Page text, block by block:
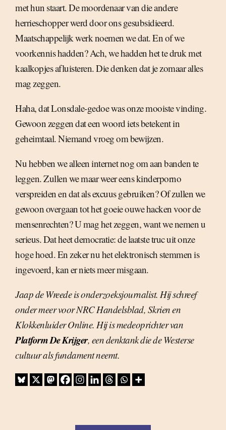
met hun staart. De moordenaar van die andere
herrieschopper werd door ons gesubsidieerd.
Maatschappelijk werk noemen we dat. En of we
voorkennis hadden? Ach, we hadden het te druk met
kaalkopjes afluisteren. Die denken dat je zomaar alles
mag zeggen.
Haha, dat Lonsdale-gedoe was onze mooiste vinding.
Gewoon zeggen dat een woord iets betekent in
geheimtaal. Niemand vroeg om bewijzen.
Nu hebben we alleen internet nog om aan banden te
leggen. Zullen we maar weer eens kinderporno
verspreiden en dat als excuus gebruiken? Of zullen we
gewoon overgaan tot het goeie ouwe hacken voor de
mensenrechten? U mag het zeggen, want we nemen u
serieus. Dat heet democratie: de laatste truc uit onze
hoge hoed. En zeker nu het elektronisch stemmen is
ingevoerd, kan er niets meer misgaan.
Jaap de Wreede is onderzoeksjournalist. Hij schreef
onder meer voor NRC Handelsblad, Skrien en
Klokkenluider Online. Hij is medeoprichter van
Platform De Krijger, een denktank die de Westerse
cultuur als fundament neemt.